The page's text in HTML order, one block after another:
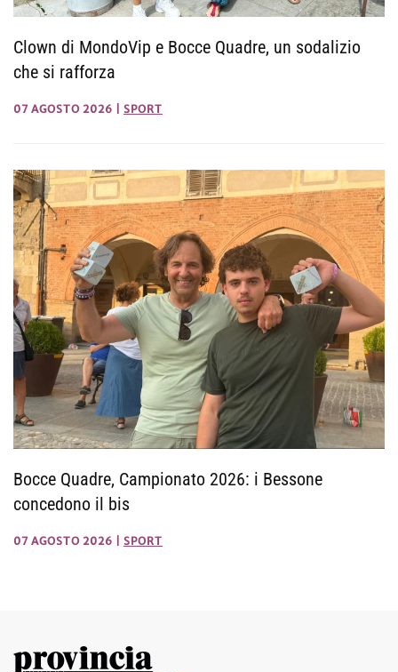
Clown di MondoVip e Bocce Quadre, un sodalizio
che si rafforza
07 AGOSTO 2026 SPORT
Bocce Quadre, Campionato 2026: i Bessone
concedono il bis
07 AGOSTO 2026 SPORT